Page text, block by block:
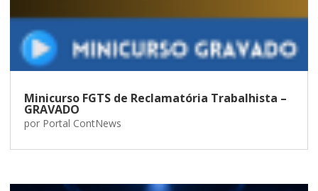
Minicurso FGTS de Reclamatória Trabalhista –
GRAVADO
por Portal ContNews